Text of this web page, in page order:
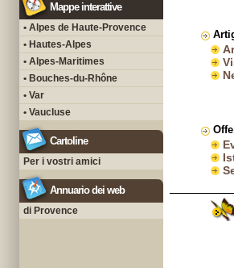
Mappe interattive
• Alpes de Haute-Provence
• Hautes-Alpes
• Alpes-Maritimes
• Bouches-du-Rhône
• Var
• Vaucluse
Cartoline
Per i vostri amici
Annuario dei web
di Provence